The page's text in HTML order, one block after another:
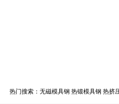
热门搜索： 无磁模具钢 热锻模具钢 热挤